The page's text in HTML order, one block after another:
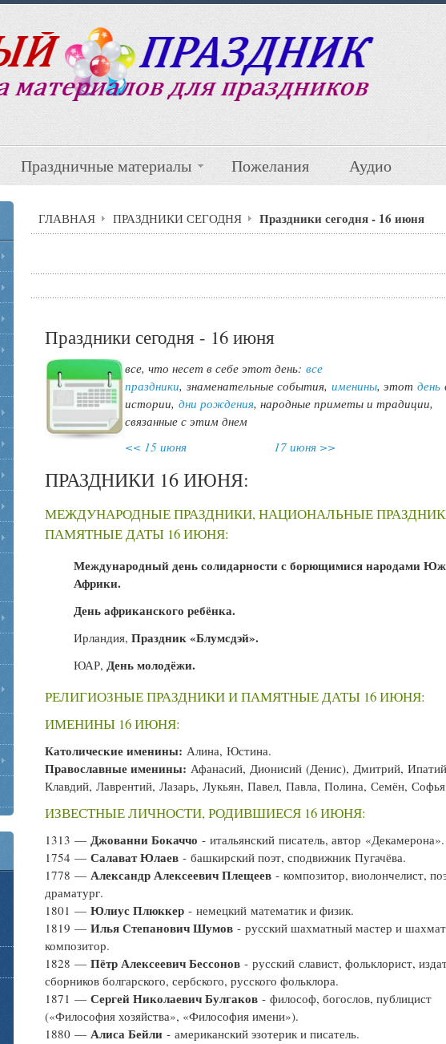
Праздничные материалы Пожелания Аудио
ГЛАВНАЯ ПРАЗДНИКИ СЕГОДНЯ Праздники сегодня - 16 июня
Праздники сегодня - 16 июня
все, что несет в себе этот день:все
праздники,знаменательные события,именины, этотдень
истории,дни рождения, народные приметы и традиции,
связанные с этим днем
<< 15 июня
17 июня >>
ПРАЗДНИКИ 16 ИЮНЯ:
МЕЖДУНАРОДНЫЕ ПРАЗДНИКИ, НАЦИОНАЛЬНЫЕ
ПАМЯТНЫЕ ДАТЫ 16 ИЮНЯ:
Международный день солидарности с борющимися народами
Африки.
День африканского ребёнка.
Ирландия,Праздник «Блумсдэй».
ЮАР,День молодёжи.
РЕЛИГИОЗНЫЕ ПРАЗДНИКИ И ПАМЯТНЫЕ ДАТЫ 16 ИЮНЯ:
ИМЕНИНЫ 16 ИЮНЯ:
Католические именины:Алина, Юстина.
Православные именины: Афанасий, Дионисий (Денис), Дмитрий,
Клавдий, Лаврентий, Лазарь, Лукьян, Павел, Павла, Полина, Семён,
ИЗВЕСТНЫЕ ЛИЧНОСТИ, РОДИВШИЕСЯ 16 ИЮНЯ:
1313 — Джованни Бокаччо - итальянский писатель, автор «Декамерона».
1754 —Салават Юлаев - башкирский поэт, сподвижник Пугачёва.
1778 — Александр Алексеевич Плещеев - композитор, виолончелист,
драматург.
1801 —Юлиус Плюккер - немецкий математик и физик.
1819 —Илья Степанович Шумов - русский шахматный мастер и
композитор.
1828 —Пётр Алексеевич Бессонов - русский славист, фольклорист,
сборников болгарского, сербского, русского фольклора.
1871 —Сергей Николаевич Булгаков - философ, богослов, публицист
(«Философия хозяйства», «Философия имени»).
1880 — Алиса Бейли - американский эзотерик и писатель.